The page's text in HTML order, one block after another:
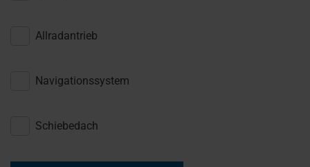
Allradantrieb
Navigationssystem
Schiebedach